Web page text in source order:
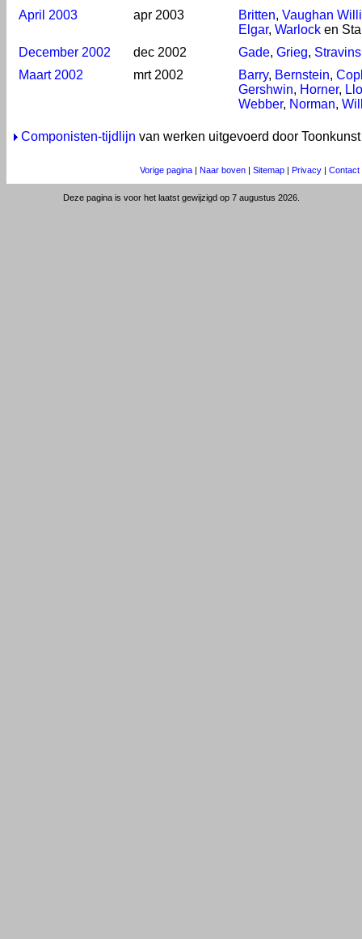
April 2003
apr 2003 Britten, Vaughan
Elgar, Warlock en
December 2002
dec 2002 Gade, Grieg,
Maart 2002
mrt 2002 Barry, Bernstein,
Gershwin, Horner,
Webber, Norman,
Componisten-tijdlijn van werken uitgevoerd door
Vorige pagina | Naar boven | Sitemap | Privacy | Contact
Deze pagina is voor het laatst gewijzigd op 7 augustus 2026.